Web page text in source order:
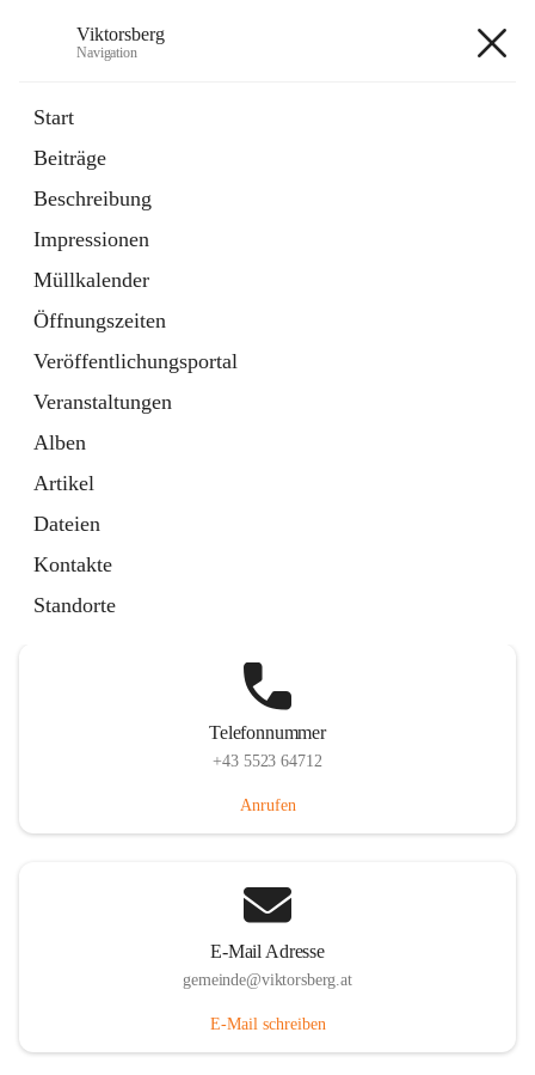
Viktorsberg
Navigation
Start
Beiträge
Beschreibung
Impressionen
Müllkalender
Öffnungszeiten
Veröffentlichungsportal
Veranstaltungen
Alben
Artikel
Dateien
Kontakte
Standorte
1 Schnellzugriff
Bürgerservice
10 Schnellzugriffe
Telefonnummer
+43 5523 64712
Anrufen
E-Mail Adresse
gemeinde@viktorsberg.at
E-Mail schreiben